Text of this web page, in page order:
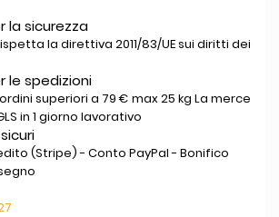
la sicurezza
la direttiva 2011/83/UE sui diritti dei
le spedizioni
superiori a 79 € max 25 kg La merce
in 1 giorno lavorativo
(Stripe) - Conto PayPal - Bonifico